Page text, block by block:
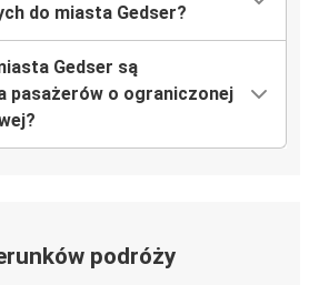
do miasta Gedser?
Gedser są
pasażerów o ograniczonej
podróży